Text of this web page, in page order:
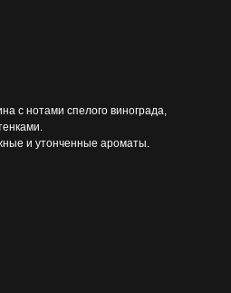
с нотами спелого винограда,
и утонченные ароматы.